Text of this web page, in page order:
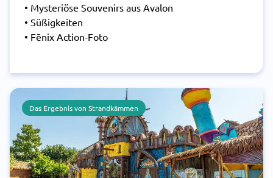
• Mysteriöse Souvenirs aus Avalon
• Süßigkeiten
• Fēnix Action-Foto
Das Ergebnis von Strandkämmen